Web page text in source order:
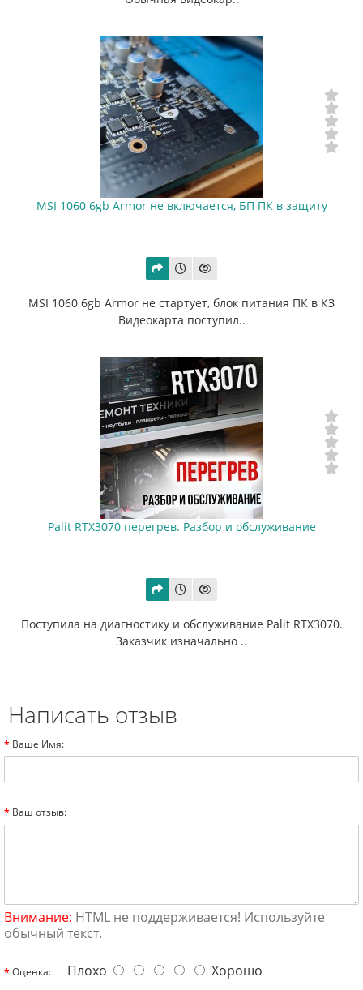
MSI 1060 6gb Armor не включается, БП ПК в защиту
MSI 1060 6gb Armor не стартует, блок питания ПК в КЗ
Видеокарта поступил..
Palit RTX3070 перегрев. Разбор и обслуживание
Поступила на диагностику и обслуживание Palit RTX3070.
Заказчик изначально ..
Написать отзыв
Ваше Имя:
Ваш отзыв:
Внимание: HTML не поддерживается! Используйте
обычный текст.
Оценка: Плохо Хорошо